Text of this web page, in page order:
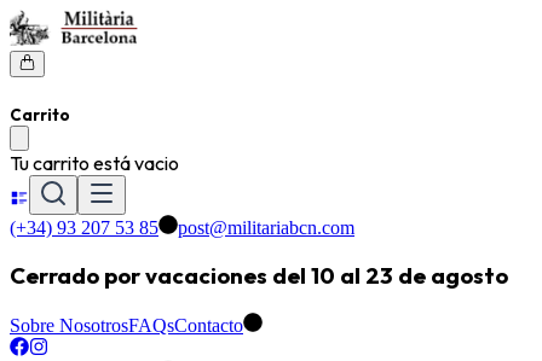
Carrito
Tu carrito está vacio
(+34) 93 207 53 85 post@militariabcn.com
Cerrado por vacaciones del 10 al 23 de agosto
Sobre NosotrosFAQsContacto